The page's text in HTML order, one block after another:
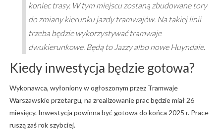
koniec trasy. W tym miejscu zostaną zbudowane tory
do zmiany kierunku jazdy tramwajów. Na takiej linii
trzeba będzie wykorzystywać tramwaje
dwukierunkowe. Będą to Jazzy albo nowe Huyndaie.
Kiedy inwestycja będzie gotowa?
Wykonawca, wyłoniony w ogłoszonym przez Tramwaje
Warszawskie przetargu, na zrealizowanie prac będzie miał 26
miesięcy. Inwestycja powinna być gotowa do końca 2025 r. Prace
ruszą zaś rok szybciej.